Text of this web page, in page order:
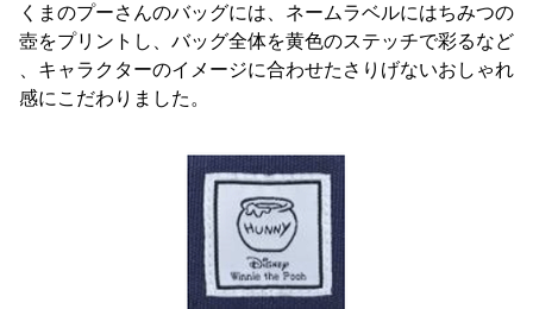
くまのプーさんのバッグには、ネームラベルにはちみつの
壺をプリントし、バッグ全体を黄色のステッチで彩るなど
、キャラクターのイメージに合わせたさりげないおしゃれ
感にこだわりました。